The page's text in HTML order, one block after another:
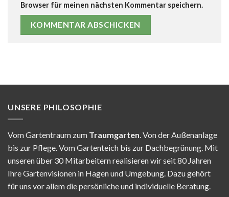
Browser für meinen nächsten Kommentar speichern.
UNSERE PHILOSOPHIE
Vom Gartentraum zum Traumgarten. Von der Außenanlage
bis zur Pflege. Vom Gartenteich bis zur Dachbegrünung. Mit
unseren über 30 Mitarbeitern realisieren wir seit 80 Jahren
Ihre Gartenvisionen in Hagen und Umgebung. Dazu gehört
für uns vor allem die persönliche und individuelle Beratung.